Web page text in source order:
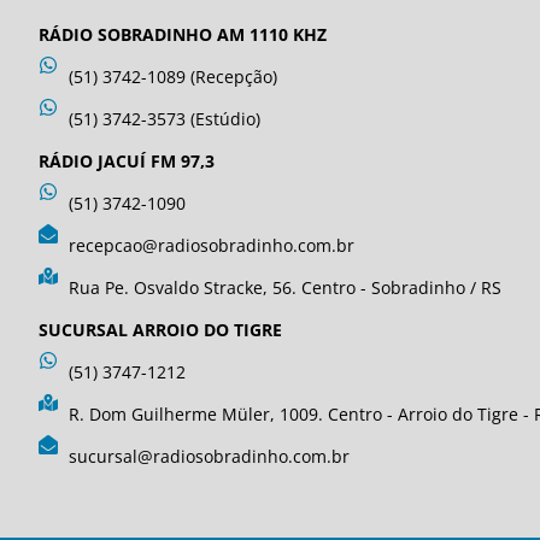
RÁDIO SOBRADINHO AM 1110 KHZ
(51) 3742-1089 (Recepção)
(51) 3742-3573 (Estúdio)
RÁDIO JACUÍ FM 97,3
(51) 3742-1090
recepcao@radiosobradinho.com.br
Rua Pe. Osvaldo Stracke, 56. Centro - Sobradinho / RS
SUCURSAL ARROIO DO TIGRE
(51) 3747-1212
R. Dom Guilherme Müler, 1009. Centro - Arroio do Tigre -
sucursal@radiosobradinho.com.br